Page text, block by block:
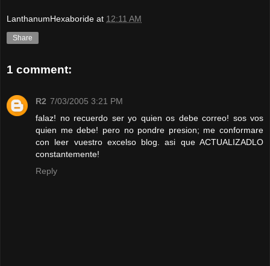
LanthanumHexaboride at 12:11 AM
Share
1 comment:
R2 7/03/2005 3:21 PM
falaz! no recuerdo ser yo quien os debe correo! sos vos
quien me debe! pero no pondre presion; me conformare
con leer vuestro excelso blog. asi que ACTUALIZADLO
constantemente!
Reply